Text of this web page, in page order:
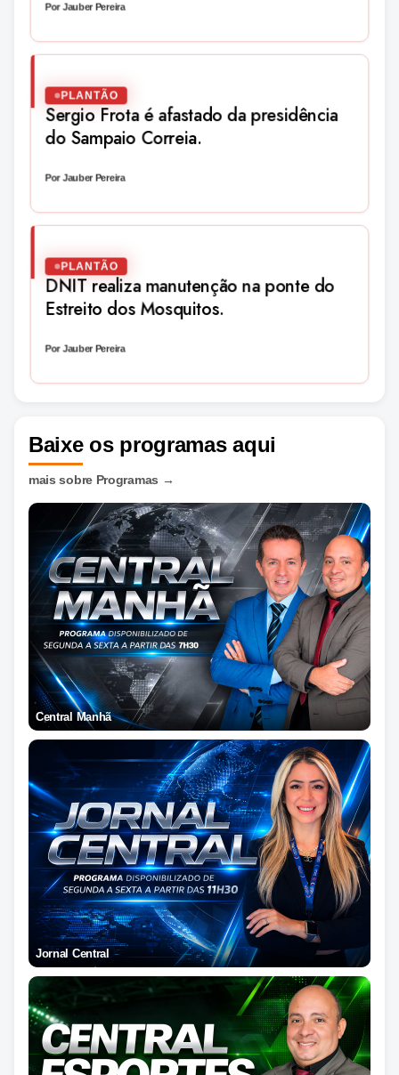
Por Jauber Pereira
PLANTÃO
Sergio Frota é afastado da presidência
do Sampaio Correia.
Por Jauber Pereira
PLANTÃO
DNIT realiza manutenção na ponte do
Estreito dos Mosquitos.
Por Jauber Pereira
Baixeos programas aqui
mais sobre Programas →
Central Manhã
Jornal Central